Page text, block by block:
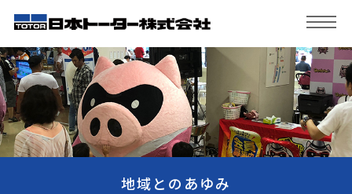
地域とのあゆみ